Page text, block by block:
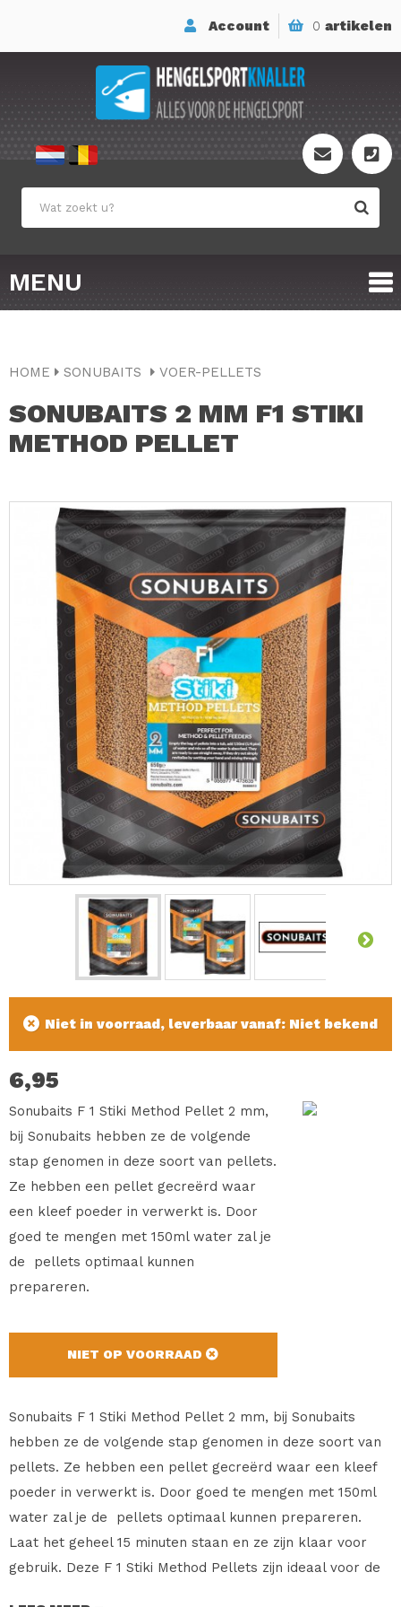
0 artikelen
Account
MENU
HOME SONUBAITS VOER-PELLETS
SONUBAITS 2 MM F1 STIKI
METHOD PELLET
Niet in voorraad, leverbaar vanaf: Niet bekend
6,95
Sonubaits F 1 Stiki Method Pellet 2 mm,
bij Sonubaits hebben ze de volgende
stap genomen in deze soort van pellets.
Ze hebben een pellet gecreërd waar
een kleef poeder in verwerkt is. Door
goed te mengen met 150ml water zal je
de pellets optimaal kunnen
prepareren.
NIET OP VOORRAAD
Sonubaits F 1 Stiki Method Pellet 2 mm, bij Sonubaits
hebben ze de volgende stap genomen in deze soort van
pellets. Ze hebben een pellet gecreërd waar een kleef
poeder in verwerkt is. Door goed te mengen met 150ml
water zal je de pellets optimaal kunnen prepareren.
Laat het geheel 15 minuten staan en ze zijn klaar voor
gebruik. Deze F 1 Stiki Method Pellets zijn ideaal voor de